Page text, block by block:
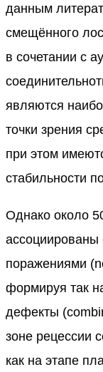
данным
смещённого
в сочетании с
являются
точки зрения
при этом
стабильности
Однако около
поражениями
формируя так
дефекты
зоне рецессии
как на этапе